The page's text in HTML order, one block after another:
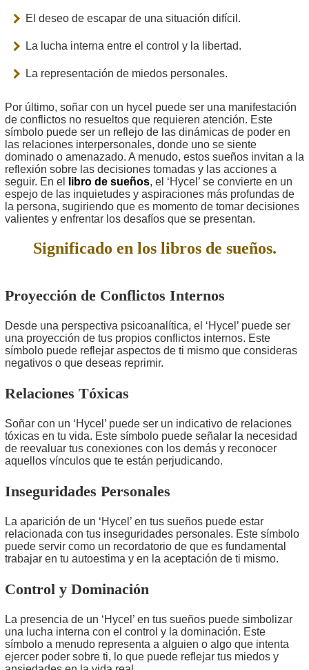
El deseo de escapar de una situación difícil.
La lucha interna entre el control y la libertad.
La representación de miedos personales.
Por último, soñar con un hycel puede ser una manifestación
de conflictos no resueltos que requieren atención. Este
símbolo puede ser un reflejo de las dinámicas de poder en
las relaciones interpersonales, donde uno se siente
dominado o amenazado. A menudo, estos sueños invitan a la
reflexión sobre las decisiones tomadas y las acciones a
seguir. En el
libro de sueños, el ‘Hycel’ se convierte en un
espejo de las inquietudes y aspiraciones más profundas de
la persona, sugiriendo que es momento de tomar decisiones
valientes y enfrentar los desafíos que se presentan.
Significado en los libros de sueños.
Proyección de Conflictos Internos
Desde una perspectiva psicoanalítica, el ‘Hycel’ puede ser
una proyección de tus propios conflictos internos. Este
símbolo puede reflejar aspectos de ti mismo que consideras
negativos o que deseas reprimir.
Relaciones Tóxicas
Soñar con un ‘Hycel’ puede ser un indicativo de relaciones
tóxicas en tu vida. Este símbolo puede señalar la necesidad
de reevaluar tus conexiones con los demás y reconocer
aquellos vínculos que te están perjudicando.
Inseguridades Personales
La aparición de un ‘Hycel’ en tus sueños puede estar
relacionada con tus inseguridades personales. Este símbolo
puede servir como un recordatorio de que es fundamental
trabajar en tu autoestima y en la aceptación de ti mismo.
Control y Dominación
La presencia de un ‘Hycel’ en tus sueños puede simbolizar
una lucha interna con el control y la dominación. Este
símbolo a menudo representa a alguien o algo que intenta
ejercer poder sobre ti, lo que puede reflejar tus miedos y